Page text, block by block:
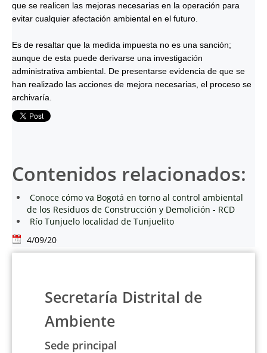
que se realicen las mejoras necesarias en la operación para
evitar cualquier afectación ambiental en el futuro.
Es de resaltar que la medida impuesta no es una sanción;
aunque de esta puede derivarse una investigación
administrativa ambiental. De presentarse evidencia de que se
han realizado las acciones de mejora necesarias, el proceso se
archivaría.
Contenidos relacionados:
Conoce cómo va Bogotá en torno al control ambiental
de los Residuos de Construcción y Demolición - RCD
Río Tunjuelo localidad de Tunjuelito
4/09/20
Secretaría Distrital de
Ambiente
Sede principal